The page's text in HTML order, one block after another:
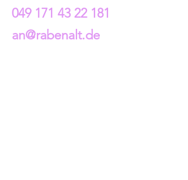
049 171 43 22 181
an@rabenalt.de